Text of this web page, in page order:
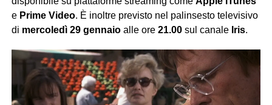
e Prime Video. È inoltre previsto nel palinsesto televisivo
di mercoledì 29 gennaioalle ore 21.00sul canale Iris.